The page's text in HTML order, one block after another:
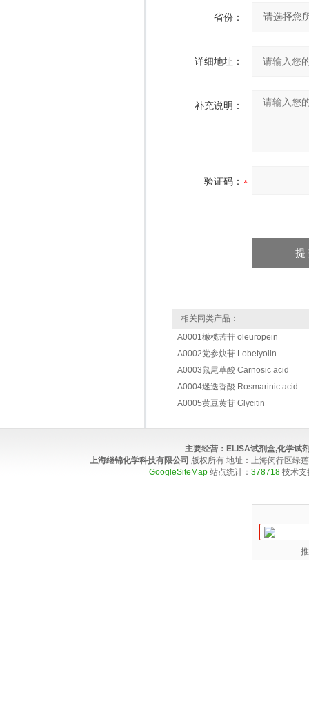
省份：
详细地址：
补充说明：
验证码：
相关同类产品：
A0001橄榄苦苷 oleuropein
A0002党参炔苷 Lobetyolin
A0003鼠尾草酸 Carnosic acid
A0004迷迭香酸 Rosmarinic acid
A0005黄豆黄苷 Glycitin
主要经营： ELISA试剂盒,化学试
上海继锦化学科技有限公司 版权所有 地址：上海闵行区绿
GoogleSiteMap 站点统计： 378718 技术支